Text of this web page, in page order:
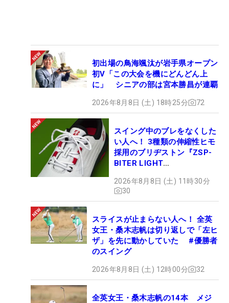
初出場の鳥海颯汰が岩手県オープン
初V「この大会を機にどんどん上
に」 シニアの部は宮本勝昌が連覇
2026年8月8日 (土) 18時25分 72
スイング中のブレをなくした
い人へ！ 3種類の伸縮性ヒモ
採用のブリヂストン『ZSP-
BITER LIGHT
ュー
2026年8月8日 (土) 11時30分
30
スライスが止まらない人へ！ 全英
女王・桑木志帆は切り返しで「左ヒ
ザ」を先に動かしていた #優勝者
のスイング
2026年8月8日 (土) 12時00分 32
全英女王・桑木志帆の14本 メジ